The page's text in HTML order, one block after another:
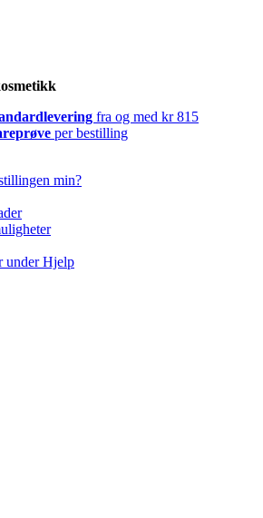
fra og med kr 815
per bestilling
min?
under Hjelp